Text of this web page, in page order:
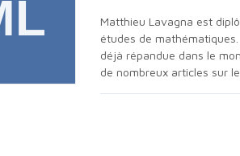
Matthieu Lavagna est diplômé de philosophie et de théologie. Depuis des années, il se passionne pour ces disciplines tout en poursuivant des
études de
déjà répandue dans le
de nombreux articles sur